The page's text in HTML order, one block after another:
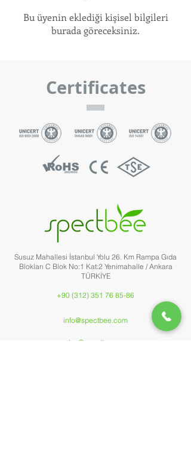
Bu üyenin eklediği kişisel bilgileri
burada göreceksiniz.
Certificates
Susuz Mahallesi İstanbul Yolu 26. Km Rampa Gıda
Blokları C Blok No:1 Kat:2 Yenimahalle / Ankara
TÜRKİYE
+90 (312) 351 76 85-86
info@spectbee.com
sales@spectbee.